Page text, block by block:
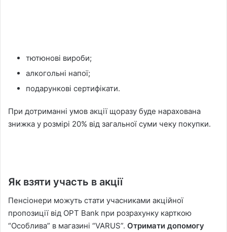
тютюнові вироби;
алкогольні напої;
подарункові сертифікати.
При дотриманні умов акції щоразу буде нарахована
знижка у розмірі 20% від загальної суми чеку покупки.
Як взяти участь в акції
Пенсіонери можуть стати учасниками акційної
пропозиції від OPT Bank при розрахунку карткою
“Особлива” в магазині “VARUS”. Отримати допомогу